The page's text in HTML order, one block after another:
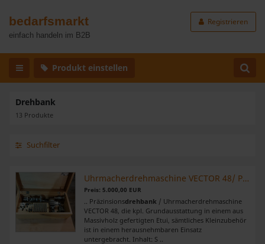
bedarfsmarkt
einfach handeln im B2B
Registrieren
Produkt einstellen
Drehbank
13 Produkte
Suchfilter
Uhrmacherdrehmaschine VECTOR 48/ Präzinsionsdrehbank
Preis: 5.000,00 EUR
.. Präzinsionsdrehbank / Uhrmacherdrehmaschine
VECTOR 48, die kpl. Grundausstattung in einem aus
Massivholz gefertigten Etui, sämtliches Kleinzubehör
ist in einem herausnehmbaren Einsatz
untergebracht. Inhalt: S ..